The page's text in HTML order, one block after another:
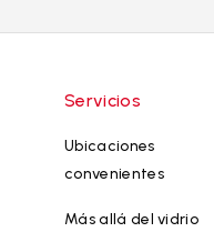
Servicios
Ubicaciones
convenientes
Más allá del vidrio